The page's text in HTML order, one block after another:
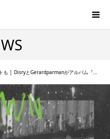
とGerardparmanがアルバム『D A W N』をリリース